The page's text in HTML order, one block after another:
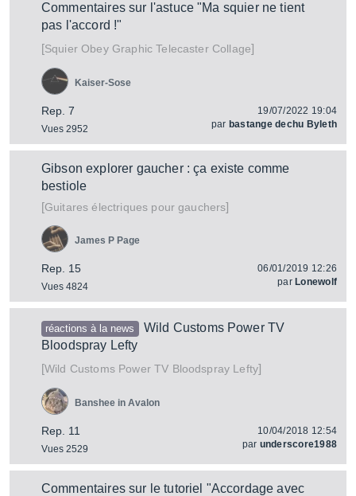
Commentaires sur l'astuce "Ma squier ne tient
pas l'accord !"
[SquierObey Graphic Telecaster Collage]
Rep. 7
Vues 2952
Kaiser-Sose
19/07/2022 19:04
par bastange dechu Byleth
Gibson explorer gaucher : ça existe comme
bestiole
[Guitares électriques pour gauchers]
Rep. 15
Vues 4824
James P Page
06/01/2019 12:26
par Lonewolf
réactions à la news
Wild Customs Power TV
Bloodspray Lefty
[Wild CustomsPower TV Bloodspray Lefty]
Rep. 11
Vues 2529
Banshee in Avalon
10/04/2018 12:54
par underscore1988
Commentaires sur le tutoriel "Accordage avec